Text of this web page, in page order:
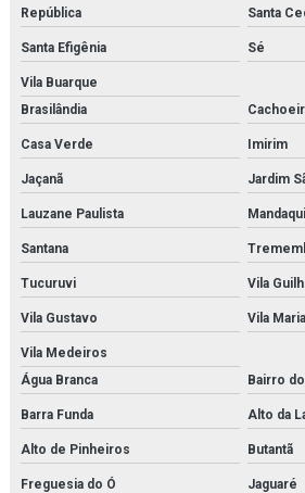
Fornecedor de microscópio para
Fornecedor de microscópio para
Fornecedor de modelo anatômico
Fornecedor de modelo anatômico médico
Fornecedor de modelo anatômico
Fornecedor de modelo anatômico
Fornecedor de modelo anatômico
Fornecedor de modelo anatômico para
Fornecedor de modelo anatômico para
Fornecedor de modelo anatômico para
Fornecedor de modelo anatômico para
República Santa
Santa Efigênia Sé
Vila Buarque
Brasilândia
Casa Verde Imirim
Jaçanã Jardim
Lauzane Paulista Mandaqui
Santana
Tucuruvi Vila
Vila Gustavo Vila Maria
Vila Medeiros
Água Branca
Bairro
Barra Funda Alto da
Alto de Pinheiros Butantã
Freguesia do Ó Jaguaré